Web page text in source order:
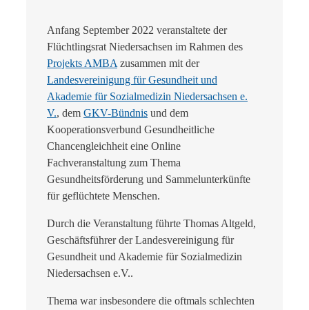
Anfang September 2022 veranstaltete der
Flüchtlingsrat Niedersachsen im Rahmen des
Projekts AMBA zusammen mit der
Landesvereinigung für Gesundheit und
Akademie für Sozialmedizin Niedersachsen e.
V., dem GKV-Bündnis und dem
Kooperationsverbund Gesundheitliche
Chancengleichheit eine Online
Fachveranstaltung zum Thema
Gesundheitsförderung und Sammelunterkünfte
für geflüchtete Menschen.
Durch die Veranstaltung führte Thomas Altgeld,
Geschäftsführer der Landesvereinigung für
Gesundheit und Akademie für Sozialmedizin
Niedersachsen e.V..
Thema war insbesondere die oftmals schlechten